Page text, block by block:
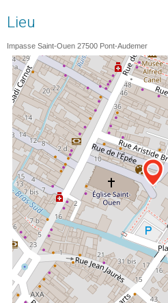
Lieu
Impasse Saint-Ouen 27500 Pont-Audemer